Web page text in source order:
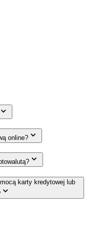
online?
karty kredytowej lub